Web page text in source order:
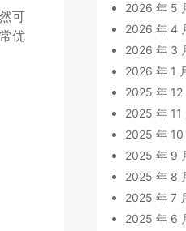
可
优
2026 年 5
2026 年 4
2026 年 3
2026 年 1
2025 年 12
2025 年 11
2025 年 10
2025 年 9
2025 年 8
2025 年 7
2025 年 6